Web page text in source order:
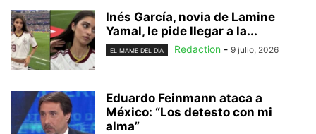
Inés García, novia de Lamine
Yamal, le pide llegar a la...
EL MAME DEL DÍA Redaction - 9 julio, 2026
Eduardo Feinmann ataca a
México: “Los detesto con mi
alma”